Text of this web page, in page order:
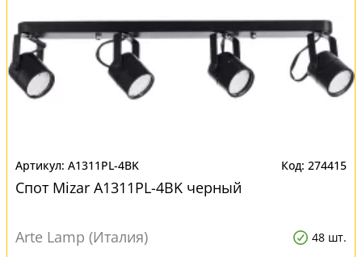
A1311PL-4BK 274415
Спот Mizar A1311PL-4BK черный
Arte Lamp (Италия) 48 шт.